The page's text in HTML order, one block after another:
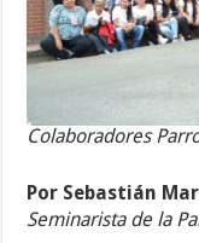
Colaboradores
Por Sebastián
Seminarista de la